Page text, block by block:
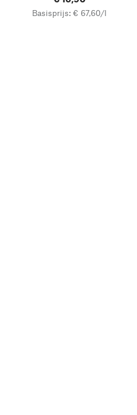
Basisprijs: € 67,60/l